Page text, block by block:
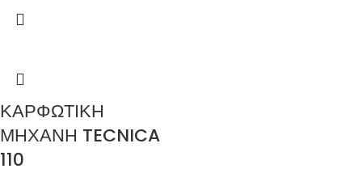
ΚΑΡΦΩΤΙΚΗ
ΜΗΧΑΝΗ TECNICA
110